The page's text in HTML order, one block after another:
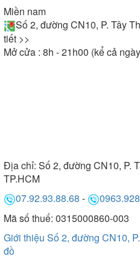
Miền nam
Số 2, đường CN10, P. Tây
tiết >>
Mở cửa : 8h - 21h00 (kể cả
Địa chỉ: Số 2, đường CN10, P.
TP.HCM
07.92.93.88.68 -
Mã số thuế: 0315000860-003
Giới thiệu Số 2, đường CN10,
đồ